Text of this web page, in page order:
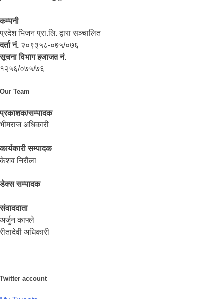
कम्पनी
प्रदेश भिजन प्रा.लि. द्वारा सञ्‍चालित
दर्ता नं. २०९३५८-०७५/०७६
सूचना विभाग इजाजत नं.
१२५६/०७५/७६
Our Team
प्रकाशक/सम्पादक
भीमराज अधिकारी
कार्यकारी सम्पादक
केशव निरौला
डेक्स सम्पादक
संवाददाता
अर्जुन काफ्ले
रीतादेवी अधिकारी
Twitter account